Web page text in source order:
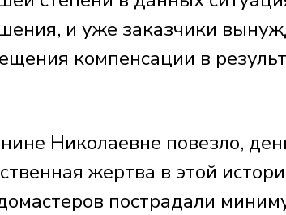
и уже заказчики
компенсации в
Николаевне повезло,
жертва в этой
пострадали